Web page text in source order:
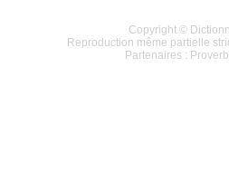
Copyright ©
Reproduction même partielle
Partenaires :